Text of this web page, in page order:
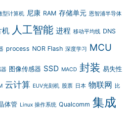
型计算机 尼康 RAM 存储单元 恩智浦半导体
机 人工智能 进程 移动平均线 DNS
process NOR Flash 深度学习 MCU
器 图像传感器 SSD MACD 封装 易失性
云计算 EUV光刻机 股票 日本 物联网 比
体管 Linux 操作系统 Qualcomm 集成